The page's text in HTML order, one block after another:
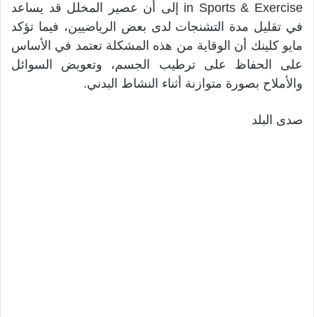
in Sports & Exercise إلى أن عصير المخلل قد يساعد
في تقليل مدة التشنجات لدى بعض الرياضيين، فيما تؤكد
مايو كلينك أن الوقاية من هذه المشكلة تعتمد في الأساس
على الحفاظ على ترطيب الجسم، وتعويض السوائل
والأملاح بصورة متوازنة أثناء النشاط البدني.
صدى البلد